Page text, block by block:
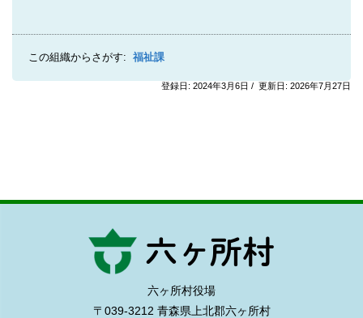
この組織からさがす: 福祉課
登録日: 2024年3月6日 / 更新日: 2026年7月27日
六ヶ所村役場
〒039-3212 青森県上北郡六ヶ所村